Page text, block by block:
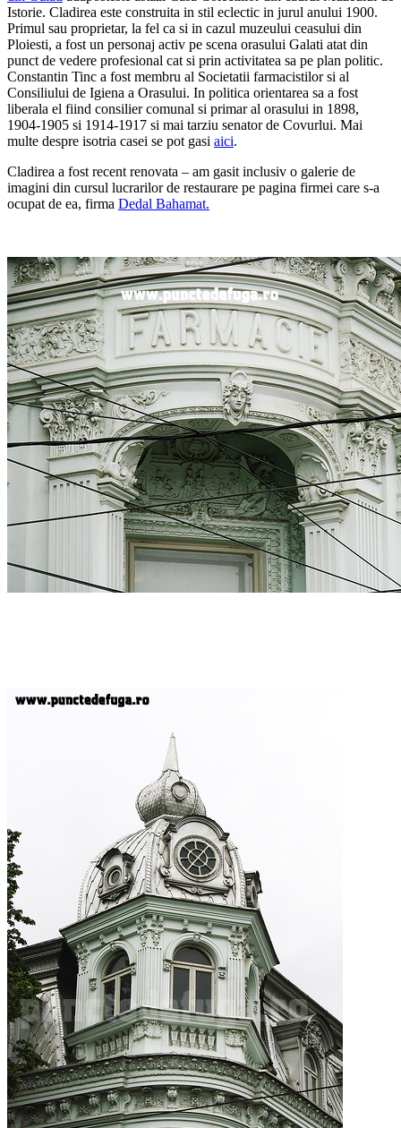
Istorie. Cladirea este construita in stil eclectic in jurul anului 1900.
Primul sau proprietar, la fel ca si in cazul muzeului ceasului din
Ploiesti, a fost un personaj activ pe scena orasului Galati atat din
punct de vedere profesional cat si prin activitatea sa pe plan politic.
Constantin Tinc a fost membru al Societatii farmacistilor si al
Consiliului de Igiena a Orasului. In politica orientarea sa a fost
liberala el fiind consilier comunal si primar al orasului in 1898,
1904-1905 si 1914-1917 si mai tarziu senator de Covurlui. Mai
multe despre isotria casei se pot gasi aici.
Cladirea a fost recent renovata – am gasit inclusiv o galerie de
imagini din cursul lucrarilor de restaurare pe pagina firmei care s-a
ocupat de ea, firma Dedal Bahamat.